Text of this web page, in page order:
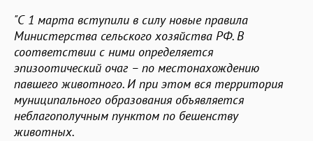
"С 1 марта вступили в силу новые правила
Министерства сельского хозяйства РФ. В
соответствии с ними определяется
эпизоотический очаг – по местонахождению
павшего животного. И при этом вся территория
муниципального образования объявляется
неблагополучным пунктом по бешенству
животных.